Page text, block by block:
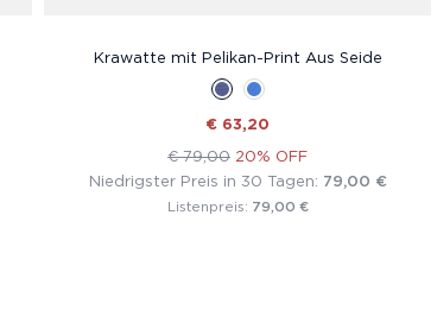
Krawatte mit Pelikan-Print Aus Seide
€ 63,20
€ 79,00 20% OFF
Niedrigster Preis in 30 Tagen: 79,00 €
Listenpreis: 79,00 €